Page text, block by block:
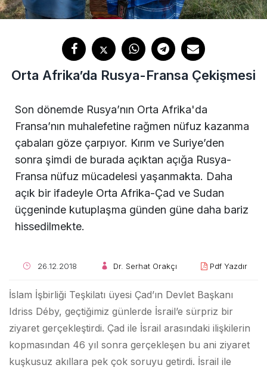
Orta Afrika’da Rusya-Fransa Çekişmesi
Son dönemde Rusya’nın Orta Afrika'da
Fransa’nın muhalefetine rağmen nüfuz kazanma
çabaları göze çarpıyor. Kırım ve Suriye’den
sonra şimdi de burada açıktan açığa Rusya-
Fransa nüfuz mücadelesi yaşanmakta. Daha
açık bir ifadeyle Orta Afrika-Çad ve Sudan
üçgeninde kutuplaşma günden güne daha bariz
hissedilmekte.
26.12.2018 Dr. Serhat Orakçı Pdf Yazdır
İslam İşbirliği Teşkilatı üyesi Çad’ın Devlet Başkanı
Idriss Déby, geçtiğimiz günlerde İsrail’e sürpriz bir
ziyaret gerçekleştirdi. Çad ile İsrail arasındaki ilişkilerin
kopmasından 46 yıl sonra gerçekleşen bu ani ziyaret
kuşkusuz akıllara pek çok soruyu getirdi. İsrail ile